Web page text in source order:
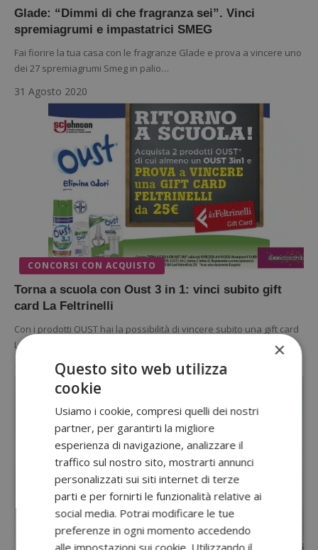
Glade: “Dimmi di che fragranza sei”. Vinci
spremiagrumi e impastatrici SMEG
Fai fiorire la tua casa con le fragranze Glade e prova a vincere uno
dei 27 spremiagrumi Smeg in palio…
31 Agosto 2020
CONCORSI CON ACQUISTO
Torna a scuola con Oust 3 in 1: vinci subito gift
card La Feltrinelli
Con i prodotti OUST hai la possibilità di vincere subito una gift card
La Feltrinelli del valore di 25,00€: scopri…
10 Agosto 2020
CONCORSI CON ACQUISTO
×
Questo sito web utilizza
cookie
Usiamo i cookie, compresi quelli dei nostri
partner, per garantirti la migliore
esperienza di navigazione, analizzare il
traffico sul nostro sito, mostrarti annunci
personalizzati sui siti internet di terze
parti e per fornirti le funzionalità relative ai
social media. Potrai modificare le tue
preferenze in ogni momento accedendo
alle impostazioni sui cookie. Utilizzando il